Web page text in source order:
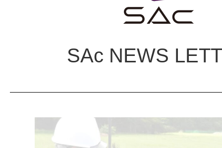
SAc NEWS